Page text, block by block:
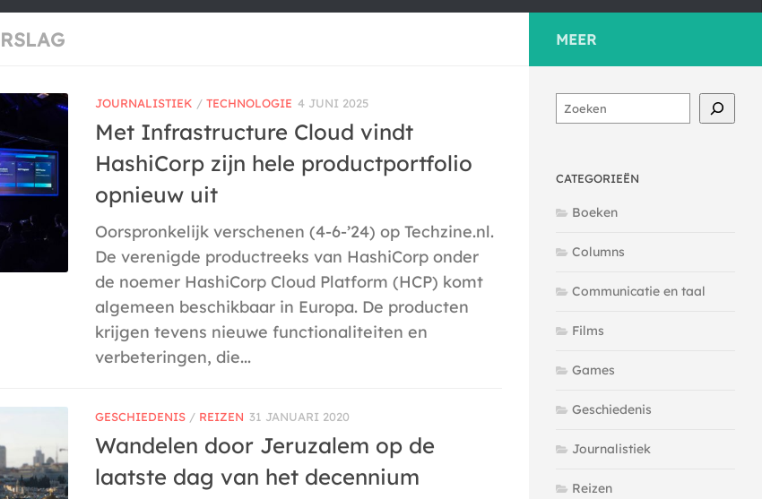
JOURNALISTIEK / TECHNOLOGIE 4 JUNI 2025
Met Infrastructure Cloud vindt
HashiCorp zijn hele productportfolio
opnieuw uit
Oorspronkelijk verschenen (4-6-’24) op Techzine.nl.
De verenigde productreeks van HashiCorp onder
de noemer HashiCorp Cloud Platform (HCP) komt
algemeen beschikbaar in Europa. De producten
krijgen tevens nieuwe functionaliteiten en
verbeteringen, die...
GESCHIEDENIS / REIZEN 31 JANUARI 2020
Wandelen door Jeruzalem op de
laatste dag van het decennium
MEER
Zoeken
CATEGORIEËN
Boeken
Columns
Communicatie en taal
Films
Games
Geschiedenis
Journalistiek
Reizen